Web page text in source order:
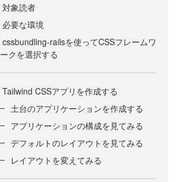
対象読者
必要な環境
cssbundling-railsを使ってCSSフレームワ
ークを選択する
Tailwind CSSアプリを作成する
土台のアプリケーションを作成する
アプリケーションの構成を見てみる
デフォルトのレイアウトを見てみる
レイアウトを変えてみる